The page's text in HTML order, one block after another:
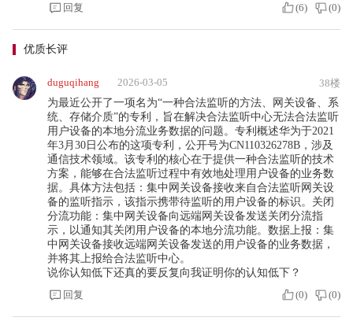
回复
(6) (0)
优质长评
duguqihang 2026-03-05
38楼
为最近公开了一项名为“一种合法监听的方法、网关设备、系
统、存储介质”的专利，旨在解决合法监听中心无法合法监听
用户设备的本地分流业务数据的问题。专利概述华为于2021
年3月30日公布的这项专利，公开号为CN110326278B，涉及
通信技术领域。该专利的核心在于提供一种合法监听的技术
方案，能够在合法监听过程中有效地处理用户设备的业务数
据。具体方法包括：集中网关设备接收来自合法监听网关设
备的监听指示，该指示携带待监听的用户设备的标识。关闭
分流功能：集中网关设备向远端网关设备发送关闭分流指
示，以通知其关闭用户设备的本地分流功能。数据上报：集
中网关设备接收远端网关设备发送的用户设备的业务数据，
并将其上报给合法监听中心。
说你认知低下还真的要反复向我证明你的认知低下？
回复
(0) (0)